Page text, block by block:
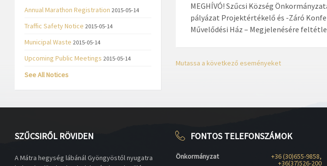
MEGHÍVÓ! Szűcsi Község
pályázat Projektértékelő és -Záró
Művelődési Ház – Megjelenésére
Mutassa a következő eseményeket
Annual Marathon Registration 2015-05-14
Traffic Safety Notice 2015-05-14
Municipal Waste 2015-05-14
Upcoming Public Meetings 2015-05-14
See All Notices
SZŰCSIRŐL RÖVIDEN
A Mátra hegység lábánál Gyöngyöstől nyugatra
FONTOS TELEFONSZÁMOK
Önkormányzat +36 (30)655-9858,
+36(37)526-200